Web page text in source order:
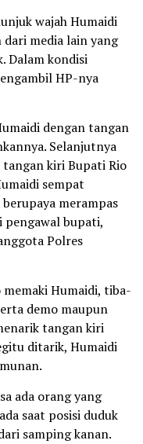
wajah Humaidi
media lain yang
Dalam kondisi
HP-nya
dengan tangan
Selanjutnya
tangan kiri Bupati Rio
sempat
merampas
pengawal bupati,
Polres
memaki Humaidi, tiba-
demo maupun
tangan kiri
ditarik, Humaidi
ada orang yang
saat posisi duduk
samping kanan.